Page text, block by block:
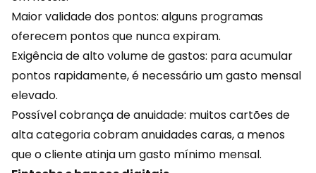
Maior validade dos pontos: alguns programas
oferecem pontos que nunca expiram.
Exigência de alto volume de gastos: para acumular
pontos rapidamente, é necessário um gasto mensal
elevado.
Possível cobrança de anuidade: muitos cartões de
alta categoria cobram anuidades caras, a menos
que o cliente atinja um gasto mínimo mensal.